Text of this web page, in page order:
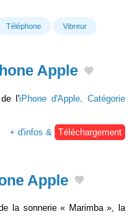
Téléphone Vibreur
Apple
de l'iPhone d'Apple
Catégorie
+ d'infos &
Téléchargement
Apple
la sonnerie « Marimba », la